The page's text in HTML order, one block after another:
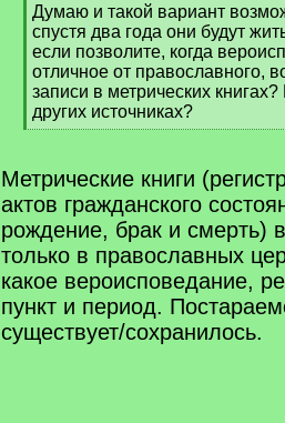
q
]
Думаю и такой вариант
спустя два года они будут
если позволите, когда
отличное от православного,
записи в метрических
других источниках?
[
q
]
Метрические книги
актов гражданского
рождение, брак и смерть)
только в православных
какое вероисповедание,
пункт и период.
существует/сохранилось.